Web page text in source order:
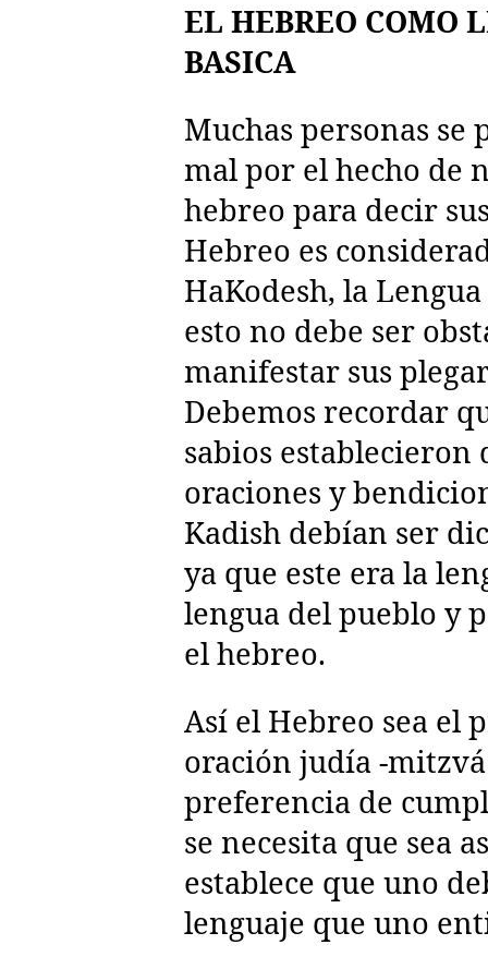
EL HEBREO COMO
BASICA
Muchas personas se
mal por el hecho de
hebreo para decir
Hebreo es
HaKodesh, la
esto no debe ser
manifestar sus
Debemos recordar
sabios establecieron
oraciones y
Kadish debían ser
ya que este era la
lengua del pueblo y
el hebreo.
Así el Hebreo sea el
oración judía -
preferencia de
se necesita que sea
establece que uno
lenguaje que uno